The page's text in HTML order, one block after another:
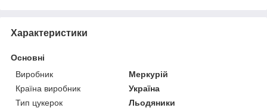
Характеристики
Основні
Виробник
Меркурій
Країна виробник
Україна
Тип цукерок
Льодяники